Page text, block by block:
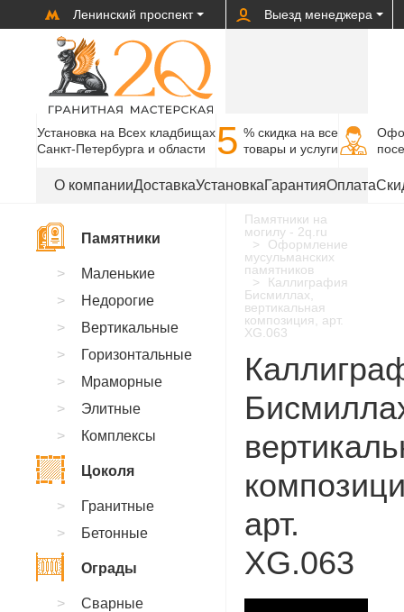
Ленинский проспект Выезд менеджера
Установка на Всех кладбищах
Санкт-Петербурга и области
5 % cкидка на все
товары и услуги
О компанииДоставкаУстановкаГарантияОплата
Памятники на
могилу - 2q.ru
Оформление
мусульманских
памятников
Каллиграфия
Бисмиллах,
вертикальная
композиция, арт.
XG.063
арт.
XG.063
Памятники
Маленькие
Недорогие
Вертикальные
Горизонтальные
Мраморные
Элитные
Комплексы
Цоколя
Гранитные
Бетонные
Ограды
Сварные